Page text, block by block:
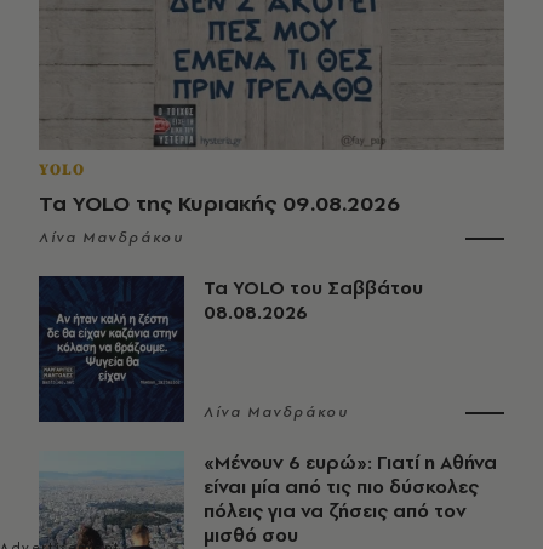
YOLO
Τα YOLO της Κυριακής 09.08.2026
Λίνα Μανδράκου
Τα YOLO του Σαββάτου
08.08.2026
Λίνα Μανδράκου
«Μένουν 6 ευρώ»: Γιατί η Αθήνα
είναι μία από τις πιο δύσκολες
πόλεις για να ζήσεις από τον
μισθό σου